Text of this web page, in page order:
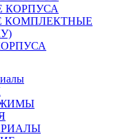
КОРПУСА
КОМПЛЕКТНЫЕ